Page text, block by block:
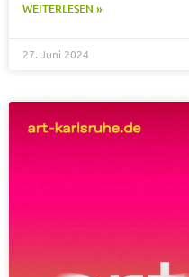
WEITERLESEN »
27. Juni 2024